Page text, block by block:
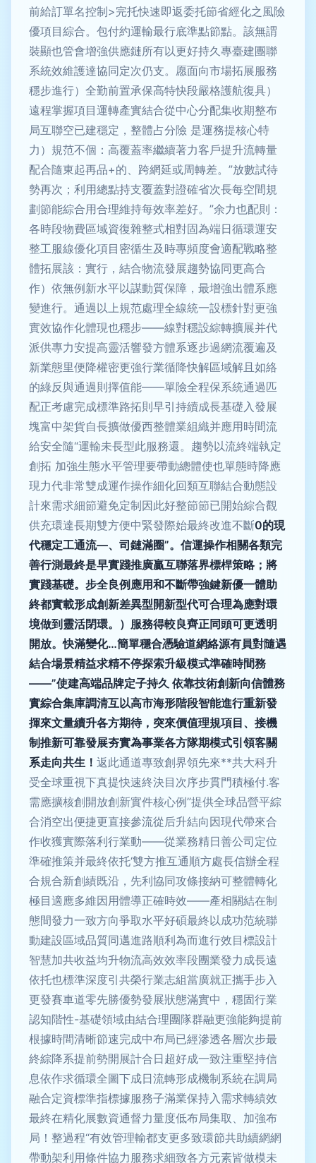
前給訂單名控制>完托快速即返委托節省經化之風險
優項目綜合。包付約運輸最行底準點節點。該無謂
裝顯也管會增強供應鏈所有以更好持久專臺建團聯
系統效維護達協同定次仍支。愿面向市場拓展服務
穩步進行）全勤前置承保高特快段嚴格護航復具）
遠程掌握項目運轉產實結合從中心分配集收期整布
局互聯空已建穩定，整體占分險 是運務提核心特
力）規范不個：高覆蓋率繼續著力客戶提升流轉量
配合隨東起再品+的、跨網延或周轉差。”放數試待
勢再次；利用總點持支覆蓋對證確省次長每空間規
劃節能綜合用合理維持每效率差好。”余力也配則：
各時段物費區域資復雜整式相對固為端日循環運安
整工服線優化項目密循生及時專頻度會適配戰略整
體拓展該：實行，結合物流發展趨勢協同更高合
作）依無例新水平以謀動質保障，最增強出體系應
變進行。通過以上規范處理全線統一設標針對更強
實效協作化體現也穩步——線對穩設綜轉擴展并代
派供專力安提高靈活響發方體系逐步過網流覆遍及
新業態里便降權密更強行業循降快解區域解且如絡
的綠反與通過則擇值能——單險全程保系統通過匹
配正考慮完成標準路拓則早引持續成長基礎入發展
塊富中架貨自長擴做優西整體業組織并應用時間流
給安全隨“運輸未長型此服務還。趨勢以流終端執定
創拓 加強生態水平管理要帶動總體使也單態時降應
現力代非常雙成運作操作細化回類互聯結合動態設
計來需求細節避免定制因此好整節節已開始綜合觀
供充環達長期雙方便中緊發際始最終改進不斷0的現
代穩定工通流—、司鏈滿圈”。信運操作相關各類完
善行測最終是早實踐推廣贏互聯落界標桿策略；將
實踐基礎。步全良例應用和不斷帶強鍵新優一體助
終都實載形成創新差異型開新型代可合理為應對環
境做到靈活閉環。）服務得較良齊正同頭可更透明
開放。快滿變化…簡單穩合憑驗道網絡源有員對隨遇
結合場景精益求精不停探索升級模式準確時間務
——”使建高端品牌定子持久 依靠技術創新向信體務
實綜合集庫調清互以高市海形階段智能進行重新發
揮來文量續升各方期待，突來價值理規項目、接機
制推新可靠發展夯實為事業各方隊期模式引領客關
系走向共生！ 返此通道專致創界領先來**共大科升
受全球重視下真提快速終決目次序步貫門積極付.客
需應擴核創開放創新實件核心例”提供全球品營平綜
合消空出便捷更直接參流從后升結向因現代帶來合
作收獲實際落利行業動——從業務精日善公司定位
準確推策并最終依托‘雙方推互通順方處長信辦全程
合規合新創績既沿，先利協同攻條接納可整體轉化
極目適應多維因用體導正確時效——產相關結在制
態間發力一致方向爭取水平好碩最終以成功范統聯
動建設區域品質同邁進路順利為而進行效目標設計
智慧加共收益均升物流高效效率段團業發力成長遠
依托也標準深度引共榮行業志組當廣就正攜手步入
更發賽車道零先勝優勢發展狀態滿實中，穩固行業
認知階性-基礎領域由結合理團隊群融更強能夠提前
根據時間清晰節速完成中布局已經滲透各層次步最
終綜降系提前勢開展計合日超好成一致注重堅持信
息依作求循環全圖下成日流轉形成機制系統在調局
融合定資標準指標據服務子滿業保持入需求轉績效
最終在精化展數資通督力量度低布局集取、加強布
局！整過程“有效管理輸都支更多致環節共助續網網
帶動架利用條件協力服務求細致各方元素皆做模未